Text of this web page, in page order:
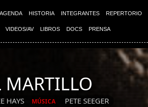
AGENDA HISTORIA INTEGRANTES REPERTORIO
VIDEOS/AV LIBROS DOCS PRENSA
MARTILLO
HAYS MÚSICA PETE SEEGER